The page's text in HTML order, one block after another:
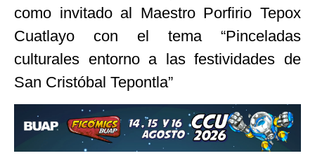
como invitado al Maestro Porfirio Tepox
Cuatlayo con el tema “Pinceladas
culturales entorno a las festividades de
San Cristóbal Tepontla”